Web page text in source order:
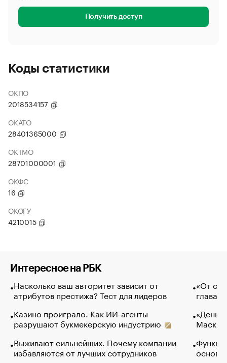
Получить доступ
Коды статистики
ОКПО
2018534157
ОКАТО
28401365000
ОКТМО
28701000001
ОКФС
16
ОКОГУ
4210015
Интересное на РБК
Насколько ваш авторитет зависит от
атрибутов престижа? Тест для лидеров
Казино проиграло. Как ИИ-агенты
разрушают букмекерскую индустрию
Выживают сильнейших. Почему компании
избавляются от лучших сотрудников
«От
глава
Маск в
основ